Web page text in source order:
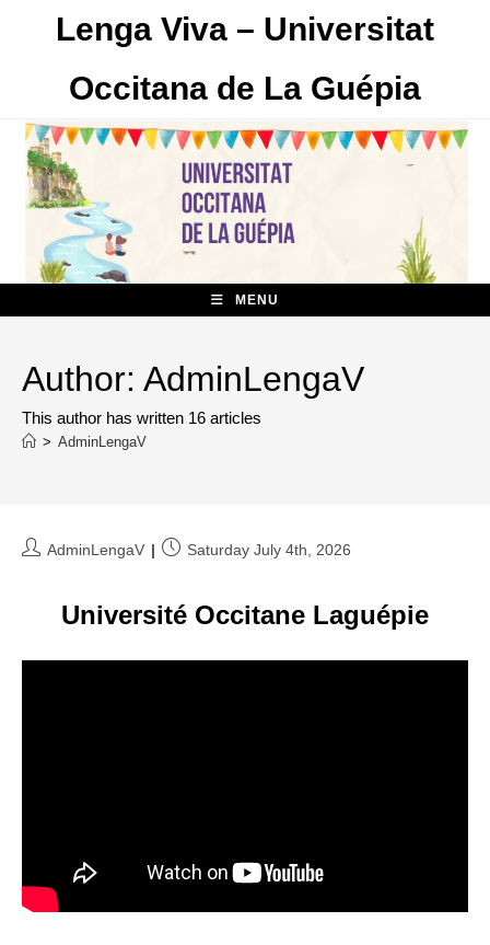
Lenga Viva – Universitat
Occitana de La Guépia
MENU
Author: AdminLengaV
This author has written 16 articles
> AdminLengaV
PostAdminLengaV
PostSaturday July 4th, 2026
Université Occitane Laguépie